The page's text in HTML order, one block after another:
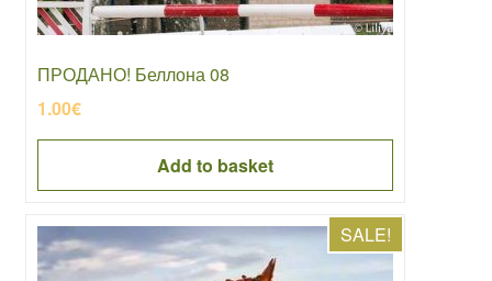
ПРОДАНО! Беллона 08
1.00€
Add to basket
SALE!